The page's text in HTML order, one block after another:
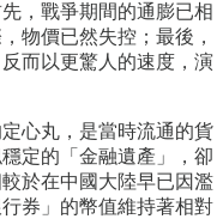
，戰爭期間的通膨已相
物價已然失控；最後，
而以更驚人的速度，演
心丸，是當時流通的貨
定的「金融遺產」，卻
於在中國大陸早已因濫
券」的幣值維持著相對